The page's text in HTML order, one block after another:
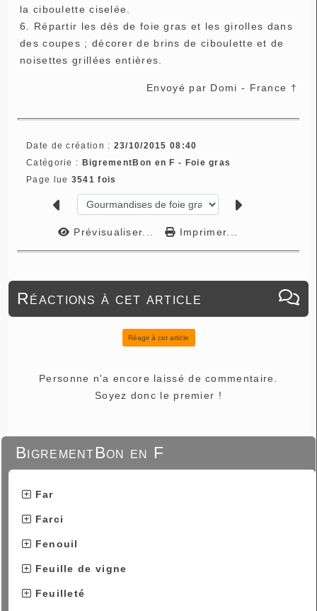
BigrementBon en F
Far
Farci
Fenouil
Feuille de vigne
Feuilleté
la ciboulette ciselée.
6. Répartir les dés de foie gras et les girolles dans
des coupes ; décorer de brins de ciboulette et de
noisettes grillées entières.
Envoyé par Domi - France †
Date de création : 23/10/2015 08:40
Catégorie : BigrementBon en F - Foie gras
Page lue 3541 fois
Prévisualiser... Imprimer...
Réactions à cet article
Réagir à cet article
Personne n'a encore laissé de commentaire.
Soyez donc le premier !